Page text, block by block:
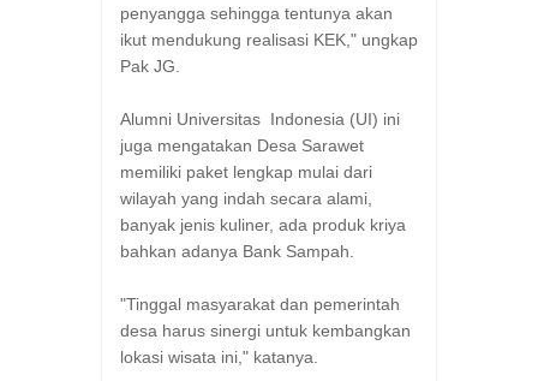
penyangga sehingga tentunya akan
ikut mendukung realisasi KEK," ungkap
Pak JG.
Alumni Universitas Indonesia (UI) ini
juga mengatakan Desa Sarawet
memiliki paket lengkap mulai dari
wilayah yang indah secara alami,
banyak jenis kuliner, ada produk kriya
bahkan adanya Bank Sampah.
"Tinggal masyarakat dan pemerintah
desa harus sinergi untuk kembangkan
lokasi wisata ini," katanya.